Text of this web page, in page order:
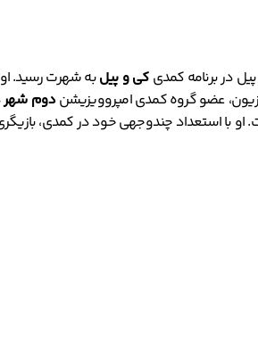
در برنامه کمدی کی و پیلبه شهرت رسید. او
عضو گروه کمدی امپروویزیشندوم شهر
او با استعداد چندوجهی خود در کمدی،